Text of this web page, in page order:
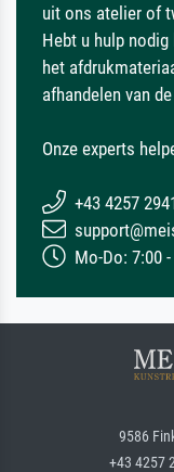
uit ons atelier of
Hebt u hulp
het
afhandelen van
Onze experts
+43 4257
Mo-Do: 7:00
9586
+43 4257